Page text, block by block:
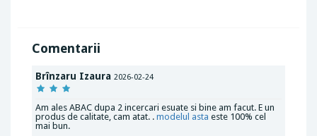
Comentarii
Brînzaru Izaura 2026-02-24
Am ales ABAC dupa 2 incercari esuate si bine am facut. E un
produs de calitate, cam atat. . modelul asta este 100% cel
mai bun.